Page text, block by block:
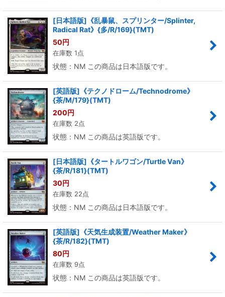
[日本語版]《乱暴鼠、スプリンター/Splinter,
Radical Rat》{多/R/169}(TMT)
50円
在庫数 1点
状態：NM この商品は日本語版です。
[英語版]《テクノドローム/Technodrome》
{茶/M/179}(TMT)
200円
在庫数 2点
状態：NM この商品は英語版です。
[日本語版]《タートルワゴン/Turtle Van》
{茶/R/181}(TMT)
30円
在庫数 22点
状態：NM この商品は日本語版です。
[英語版]《天気生成装置/Weather Maker》
{茶/R/182}(TMT)
80円
在庫数 9点
状態：NM この商品は英語版です。